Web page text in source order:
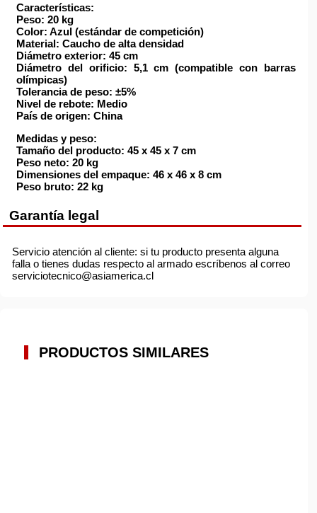
Características:
Peso: 20 kg
Color: Azul (estándar de competición)
Material: Caucho de alta densidad
Diámetro exterior: 45 cm
Diámetro del orificio: 5,1 cm (compatible con barras
olímpicas)
Tolerancia de peso: ±5%
Nivel de rebote: Medio
País de origen: China
Medidas y peso:
Tamaño del producto: 45 x 45 x 7 cm
Peso neto: 20 kg
Dimensiones del empaque: 46 x 46 x 8 cm
Peso bruto: 22 kg
Garantía legal
Servicio atención al cliente: si tu producto presenta alguna
falla o tienes dudas respecto al armado escríbenos al correo
serviciotecnico@asiamerica.cl
PRODUCTOS SIMILARES